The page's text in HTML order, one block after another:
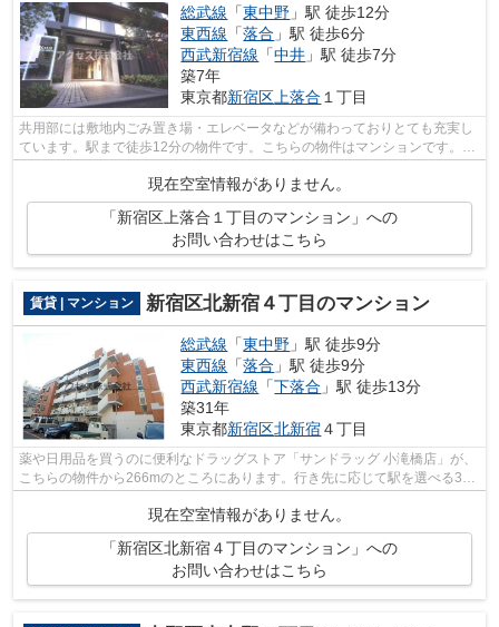
総武線 「東中野 」駅 徒歩12分
東西線 「落合 」駅 徒歩6分
西武新宿線 「中井 」駅 徒歩7分
築7年
東京都新宿区 上落合 １丁目
共用部には敷地内ごみ置き場・エレベータなどが備わっておりとても充実し
ています。駅まで徒歩12分の物件です。こちらの物件はマンションです。ク
レジットカードで初期費用をお支払い...
現在空室情報がありません。
「新宿区上落合１丁目のマンション」への
お問い合わせはこちら
賃貸 | マンション 新宿区北新宿４丁目のマンション
総武線 「東中野 」駅 徒歩9分
東西線 「落合 」駅 徒歩9分
西武新宿線 「下落合 」駅 徒歩13分
築31年
東京都新宿区北新宿４丁目
薬や日用品を買うのに便利なドラッグストア「サンドラッグ 小滝橋店」が、
こちらの物件から266mのところにあります。行き先に応じて駅を選べる3駅
現在空室情報がありません。
「新宿区北新宿４丁目のマンション」への
お問い合わせはこちら